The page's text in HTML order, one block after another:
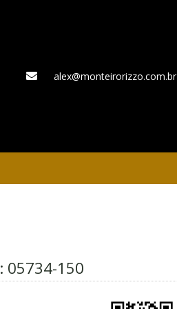
alex@monteirorizzo.com.br
05734-150